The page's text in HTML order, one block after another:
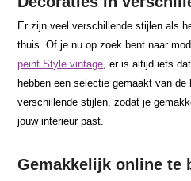
Er zijn veel verschillende stijlen als
thuis. Of je nu op zoek bent naar
peint Style vintage , er is altijd iets
hebben een selectie gemaakt van
verschillende stijlen, zodat je
jouw interieur past.
Gemakkelijk online te